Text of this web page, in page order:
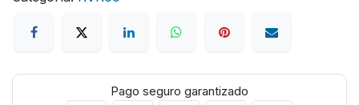
Pago seguro garantizado